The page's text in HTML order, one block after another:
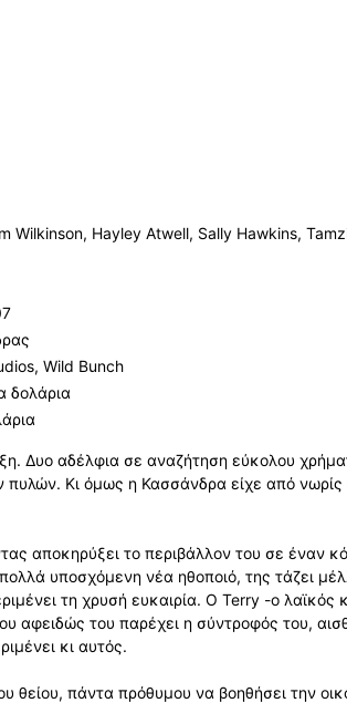
Wilkinson, Hayley Atwell, Sally Hawkins,
Wild Bunch
δολάρια
Δυο αδέλφια σε αναζήτηση εύκολου
Κι όμως η Κασσάνδρα είχε από νωρίς
αποκηρύξει το περιβάλλον του σε έναν
υποσχόμενη νέα ηθοποιό, της τάζει
τη χρυσή ευκαιρία. Ο Terry -ο λαϊκός
αφειδώς του παρέχει η σύντροφός του,
κι αυτός.
θείου, πάντα πρόθυμου να βοηθήσει την